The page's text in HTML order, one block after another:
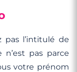
pas l’intitulé de
pas parce
votre prénom